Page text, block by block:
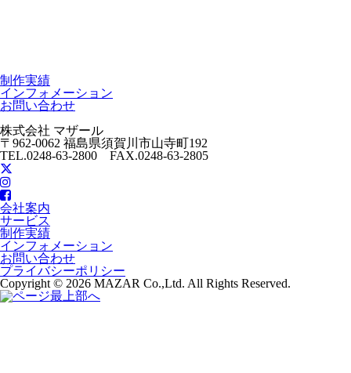
制作実績
インフォメーション
お問い合わせ
株式会社 マザール
〒962-0062 福島県須賀川市山寺町192
TEL.0248-63-2800 FAX.0248-63-2805
会社案内
サービス
制作実績
インフォメーション
お問い合わせ
プライバシーポリシー
Copyright © 2026 MAZAR Co.,Ltd. All Rights Reserved.